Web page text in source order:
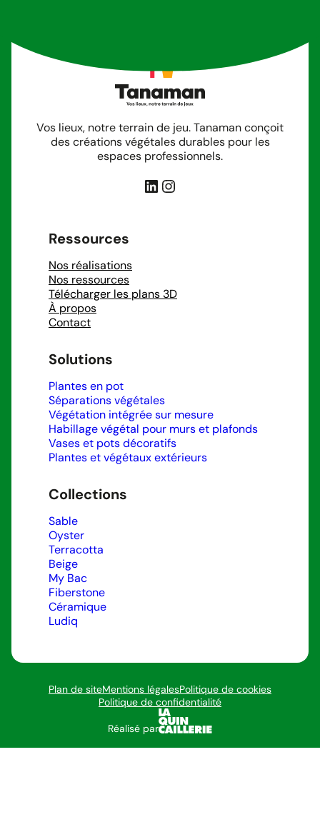
Vos lieux, notre terrain de jeu. Tanaman conçoit
des créations végétales durables pour les
espaces professionnels.
LinkedIn
Instagram
Ressources
Nos réalisations
Nos ressources
Télécharger les plans 3D
À propos
Contact
Solutions
Plantes en pot
Séparations végétales
Végétation intégrée sur mesure
Habillage végétal pour murs et plafonds
Vases et pots décoratifs
Plantes et végétaux extérieurs
Collections
Sable
Oyster
Terracotta
Beige
My Bac
Fiberstone
Céramique
Ludiq
Plan de siteMentions légalesPolitique de cookies
Politique de confidentialité
Réalisé par